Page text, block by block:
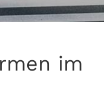
im